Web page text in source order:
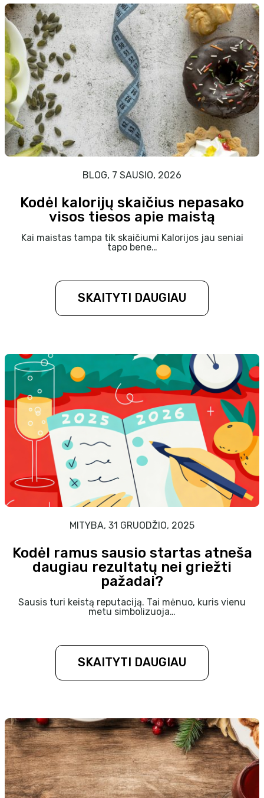
BLOG, 7 SAUSIO, 2026
Kodėl kalorijų skaičius nepasako
visos tiesos apie maistą
Kai maistas tampa tik skaičiumi Kalorijos jau seniai
tapo bene…
SKAITYTI DAUGIAU
MITYBA, 31 GRUODŽIO, 2025
Kodėl ramus sausio startas atneša
daugiau rezultatų nei griežti
pažadai?
Sausis turi keistą reputaciją. Tai mėnuo, kuris vienu
metu simbolizuoja…
SKAITYTI DAUGIAU